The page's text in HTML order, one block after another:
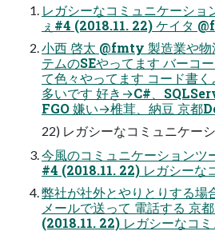
レガシーなコミュニケーシ
ぇ#4 (2018.11. 22) ケイタ
⼩⻄ 啓太 @fmty 製造業や物
テムのSEやってます バーコ
て⾊々やってます コード書
多いです 好き→C#、
FGO 嫌い→椎茸、納⾖ 京都
22) レガシーなコミュニケー
今⾵のコミュニケーションツ
#4 (2018.11. 22) レガシーな
弊社が社外とやりとりする
メールで送って 電話する 京
(2018.11. 22) レガシーなコ